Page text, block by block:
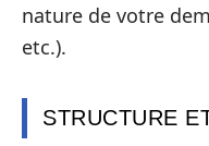
nature de votre
etc.).
STRUCTURE